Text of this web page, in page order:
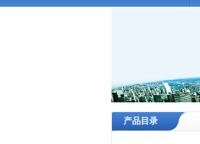
产品目录